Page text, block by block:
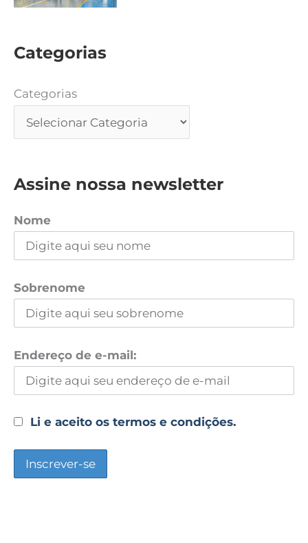
Categorias
Categorias
Assine nossa newsletter
Nome
Sobrenome
Endereço de e-mail:
Li e aceito os termos e condições.